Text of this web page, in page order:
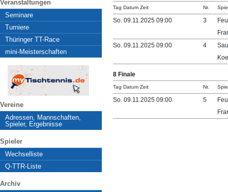
Veranstaltungen
Seminare
Turniere
Thüringer TT-Race
mini-Meisterschaften
Vereine
Adressen, Mannschaften,
Spieler, Ergebnisse
Spieler
Wechselliste
Q-TTR-Liste
Archiv
Tag Datum Zeit Nr.
So. 09.11.2025 09:00 3
So. 09.11.2025 09:00
4
8 Finale
Tag Datum Zeit Nr.
So. 09.11.2025 09:00 5